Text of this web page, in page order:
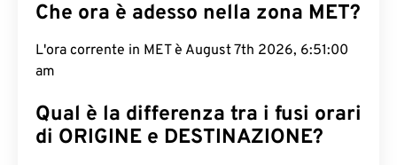
Che ora è adesso nella zona MET?
L'ora corrente in MET è August 7th 2026, 6:51:01
am
Qual è la differenza tra i fusi orari
di ORIGINE e DESTINAZIONE?